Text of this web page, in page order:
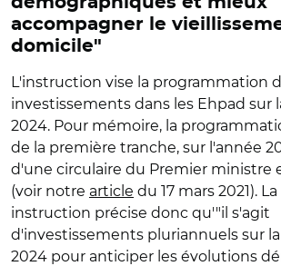
accompagner le
domicile"
L'instruction vise la programmation
investissements dans les Ehpad sur
2024. Pour mémoire, la
de la première tranche, sur l'année
d'une circulaire du Premier ministre
(voir notre article du 17 mars 2021).
instruction précise donc qu'"il s'agit
d'investissements pluriannuels sur
2024 pour anticiper les évolutions